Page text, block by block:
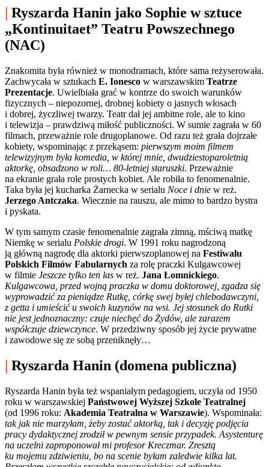
Ryszarda Hanin jako Sophie w sztuce
„Kontinuitaet” Teatru Powszechnego
(NAC)
Znakomita była również w monodramach, które sama reżyserowała.
Zachwycała w sztukach E. Ionesco w warszawskim Teatrze
Prezentacje. Uwielbiała grać w kontrze do swoich warunków
fizycznych – niepozornej, drobnej kobiety o jasnych włosach
i dobrej, życzliwej twarzy. Teatr dał jej ambitne role, ale to kino
i telewizja – prawdziwą miłość publiczności. W sumie zagrała w 60
filmach, przeważnie role drugoplanowe. Od razu też grała dojrzałe
kobiety, wspominając z przekąsem: pierwszym moim filmem
telewizyjnym była komedia, w której mnie, dwudziestoparoletnią
aktorkę, obsadzono w roli… 80-letniej staruszki. Przeważnie
na ekranie grała role prostych kobiet. Ale robiła to fenomenalnie.
Taka była jej kucharka Żarnecka w serialu Noce i dnie w reż.
Jerzego Antczaka. Wiecznie na rauszu, ale mimo to bardzo bystra
i pyskata.
W tym samym czasie fenomenalnie zagrała zimną, mściwą matkę
Niemkę w serialu Polskie drogi. W 1991 roku nagrodzoną
ją główną nagrodę dla aktorki pierwszoplanowej na Festiwalu
Polskich Filmów Fabularnych za rolę praczki Kulgawcowej
w filmie Jeszcze tylko ten las w reż. Jana Łomnickiego.
Kulgawcowa, przed wojną praczka w domu doktorowej, zgadza się
wyprowadzić za pieniądze Rutkę, córkę swej byłej chlebodawczyni,
z getta i umieścić u swoich kuzynów na wsi. Jej stosunek do Rutki
nie jest jednoznaczny: czuje niechęć do Żydów, ale zarazem
współczuje dziewczynce. W przedziwny sposób jej życie prywatne
i zawodowe się ze sobą przeniknęły…
Ryszarda Hanin (domena publiczna)
Ryszarda Hanin była też wspaniałym pedagogiem, uczyła od 1950
roku w warszawskiej Państwowej Wyższej Szkole Teatralnej
(od 1996 roku: Akademia Teatralna w Warszawie). Wspominała:
tak jak nie marzyłam, żeby zostać aktorką, tak i decyzję podjęcia
pracy dydaktycznej zrodził w pewnym sensie przypadek. Asystenturę
na uczelni zaproponował mi profesor Kreczmar. Zresztą
ku mojemu zdziwieniu, bo na scenie byłam zaledwie kilka lat.